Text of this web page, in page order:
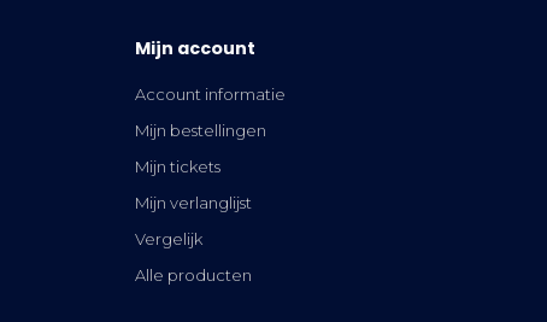
Mijn account
Account informatie
Mijn bestellingen
Mijn tickets
Mijn verlanglijst
Vergelijk
Alle producten